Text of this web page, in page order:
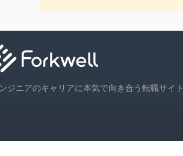
ジニアのキャリアに本気で向き合う転職サイト